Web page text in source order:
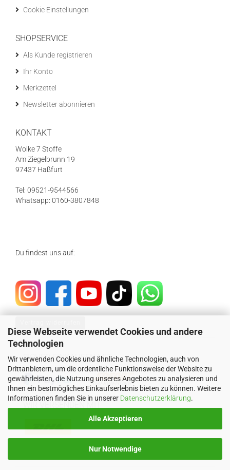
Diese Webseite verwendet Cookies und andere
Technologien
Wir verwenden Cookies und ähnliche Technologien, auch von
Drittanbietern, um die ordentliche Funktionsweise der Website zu
gewährleisten, die Nutzung unseres Angebotes zu analysieren und
Ihnen ein bestmögliches Einkaufserlebnis bieten zu können. Weitere
Informationen finden Sie in unserer Datenschutzerklärung.
Alle Akzeptieren
Nur Notwendige
Cookie Einstellungen
SHOPSERVICE
Als Kunde registrieren
Ihr Konto
Merkzettel
Newsletter abonnieren
KONTAKT
Wolke 7 Stoffe
Am Ziegelbrunn 19
97437 Haßfurt
Tel: 09521-9544566
Whatsapp: 0160-3807848
Du findest uns auf:
SICHER EINKAUFEN MIT